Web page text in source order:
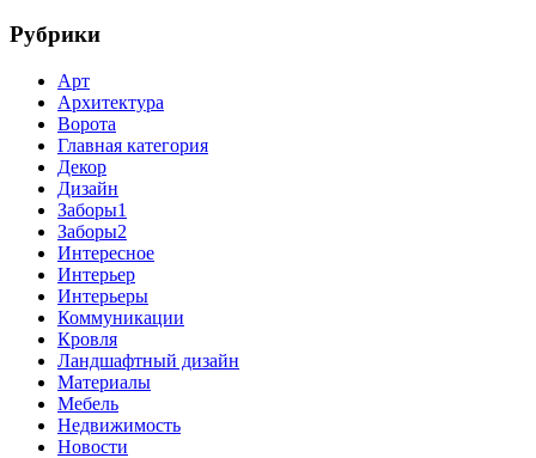
Рубрики
Арт
Архитектура
Ворота
Главная категория
Декор
Дизайн
Заборы1
Заборы2
Интересное
Интерьер
Интерьеры
Коммуникации
Кровля
Ландшафтный дизайн
Материалы
Мебель
Недвижимость
Новости